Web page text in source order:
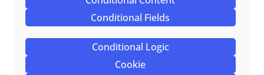
Conditional Fields
Conditional Logic
Cookie